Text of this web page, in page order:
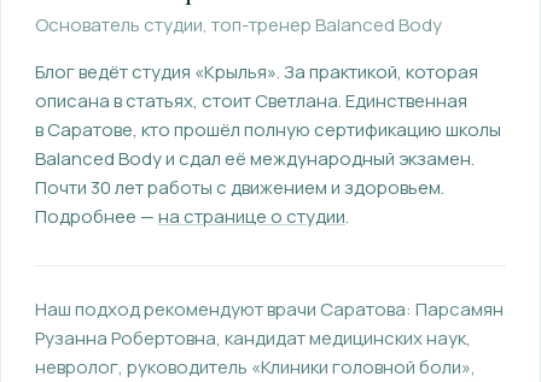
Основатель студии, топ-тренер Balanced Body
Блог ведёт студия «Крылья». За практикой, которая
описана в статьях, стоит Светлана.Единственная
в Саратове, кто прошёл полную сертификацию школы
Balanced Body и сдал её международный экзамен.
Почти 30 лет работы с движением и здоровьем.
Подробнее —на странице о студии.
Наш подход рекомендуют врачи Саратова: Парсамян
Рузанна Робертовна, кандидат медицинских наук,
невролог, руководитель «Клиники головной боли»,